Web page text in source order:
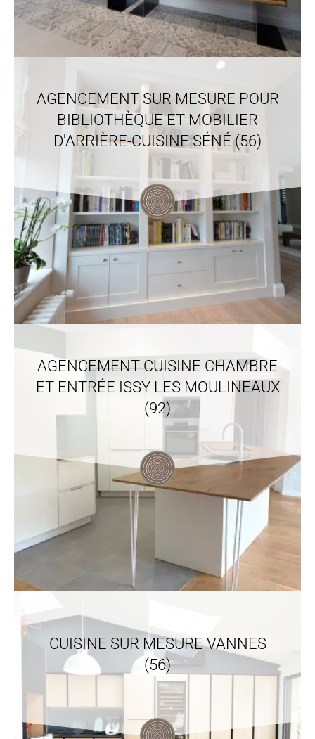
AGENCEMENT SUR MESURE POUR
BIBLIOTHÈQUE ET MOBILIER
D'ARRIÈRE-CUISINE SÉNÉ (56)
AGENCEMENT CUISINE CHAMBRE
ET ENTRÉE ISSY LES MOULINEAUX
(92)
CUISINE SUR MESURE VANNES
(56)